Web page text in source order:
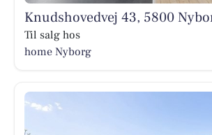
Knudshovedvej 43, 5800
Til salg hos
home Nyborg